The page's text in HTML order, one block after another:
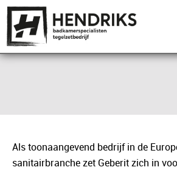
Home
Badkamers
Diensten
Als toonaangevend bedrijf in de
sanitairbranche zet Geberit zich in